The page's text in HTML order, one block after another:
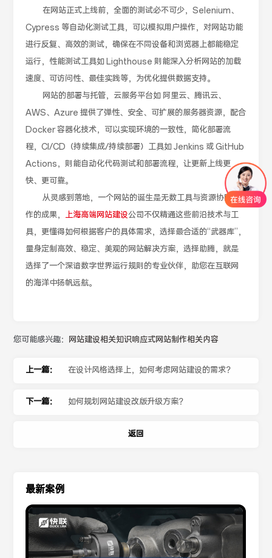
在网站正式上线前，全面的测试必不可少，Selenium、
Cypress 等自动化测试工具，可以模拟用户操作，对网站功能
进行反复、高效的测试，确保在不同设备和浏览器上都能稳定
运行，性能测试工具如 Lighthouse 则能深入分析网站的加载
速度、可访问性、最佳实践等，为优化提供数据支持。
网站的部署与托管，云服务平台如 阿里云、腾讯云、
AWS、Azure 提供了弹性、安全、可扩展的服务器资源，配合
Docker 容器化技术，可以实现环境的一致性，简化部署流
程，CI/CD（持续集成/持续部署）工具如 Jenkins 或 GitHub
Actions，则能自动化代码测试和部署流程，让更新上线更
快、更可靠。
从灵感到落地，一个网站的诞生是无数工具与资源协同工
作的成果， 上海高端网站建设公司不仅精通这些前沿技术与工
具，更懂得如何根据客户的具体需求，选择最合适的“武器库”，
量身定制高效、稳定、美观的网站解决方案，选择助腾，就是
选择了一个深谙数字世界运行规则的专业伙伴，助您在互联网
的海洋中扬帆远航。
您可能感兴趣： 网站建设相关知识响应式网站制作相关内容
上一篇： 在设计风格选择上，如何考虑网站建设的需求？
下一篇： 如何规划网站建设改版升级方案？
返回
最新案例